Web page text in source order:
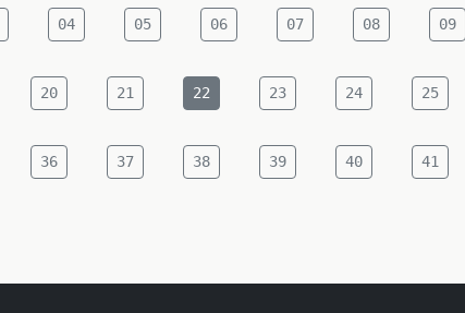
04 05 06 07 08 09
20 21 22 23 24 25
36 37 38 39 40 41